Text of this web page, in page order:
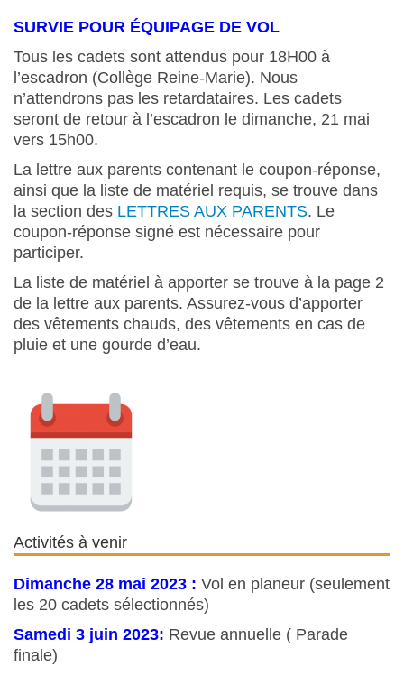
SURVIE POUR ÉQUIPAGE DE VOL
Tous les cadets sont attendus pour 18H00 à
l’escadron (Collège Reine-Marie). Nous
n’attendrons pas les retardataires. Les cadets
seront de retour à l’escadron le dimanche, 21 mai
vers 15h00.
La lettre aux parents contenant le coupon-réponse,
ainsi que la liste de matériel requis, se trouve dans
la section des LETTRES AUX PARENTS. Le
coupon-réponse signé est nécessaire pour
participer.
La liste de matériel à apporter se trouve à la page 2
de la lettre aux parents. Assurez-vous d’apporter
des vêtements chauds, des vêtements en cas de
pluie et une gourde d’eau.
Activités à venir
Dimanche 28 mai 2023 : Vol en planeur (seulement
les 20 cadets sélectionnés)
Samedi 3 juin 2023: Revue annuelle ( Parade
finale)